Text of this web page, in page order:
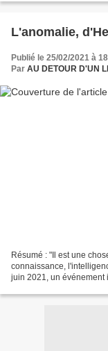
L'anomalie,
Publié le 25/02/2021 à
Par AU DETOUR D'UN
Résumé : "Il est une
connaissance,
juin 2021, un événement